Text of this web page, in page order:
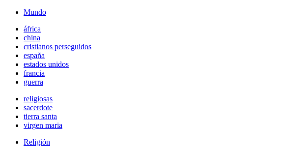
Mundo
áfrica
china
cristianos perseguidos
españa
estados unidos
francia
guerra
religiosas
sacerdote
tierra santa
virgen maria
Religión